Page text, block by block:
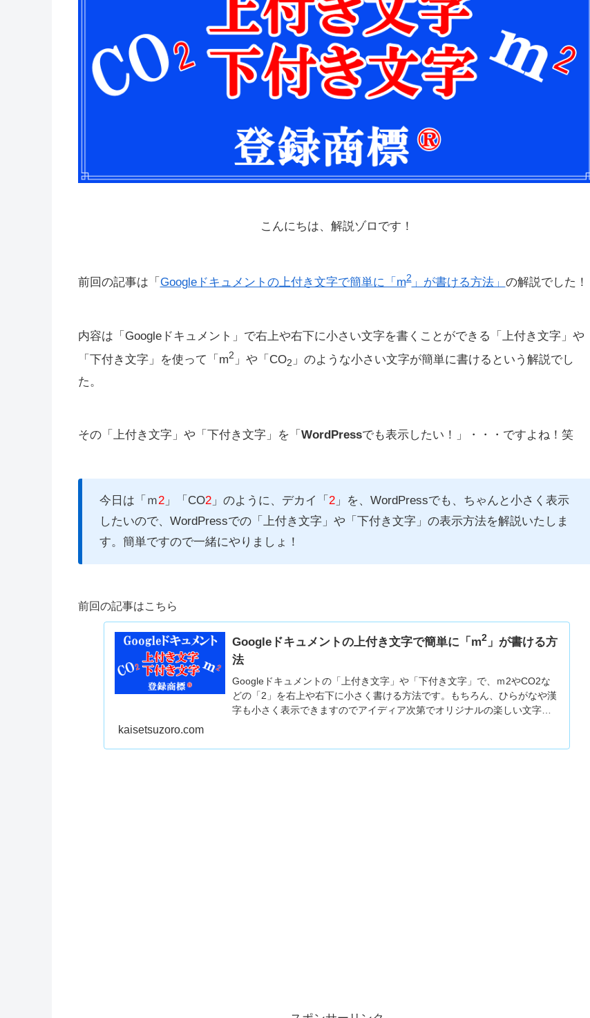
こんにちは、解説ゾロです！
前回の記事は「 Googleドキュメントの上付き文字で簡単に「m2」が書ける方法」 の解説でした！
内容は「Googleドキュメント」で右上や右下に小さい文字を書くことができる「上付き文字」や
「下付き文字」を使って「m2 」や「CO2 」のような小さい文字が簡単に書けるという解説でし
た。
その「上付き文字」や「下付き文字」を「 WordPressでも表示したい！」・・・ですよね！笑
今日は「ｍ2 」「CO2 」のように、デカイ「 2 」を、WordPressでも、ちゃんと小さく表示
したいので、WordPressでの「上付き文字」や「下付き文字」の表示方法を解説いたしま
す。簡単ですので一緒にやりましょ！
前回の記事はこちら
Googleドキュメントの上付き文字で簡単に「m2 」が書ける方
法
Googleドキュメントの「上付き文字」や「下付き文字」で、ｍ2やCO2な
どの「2」を右上や右下に小さく書ける方法です。もちろん、ひらがなや漢
字も小さく表示できますのでアイディア次第でオリジナルの楽しい文字で
kaisetsuzoro.com